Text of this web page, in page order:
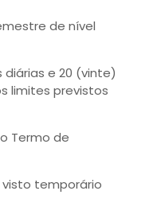
de nível
e 20 (vinte)
limites previstos
Termo de
temporário